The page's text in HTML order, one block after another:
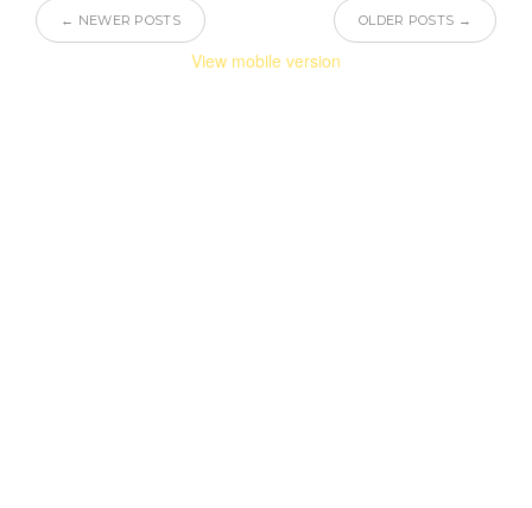
← NEWER POSTS OLDER POSTS →
View mobile version